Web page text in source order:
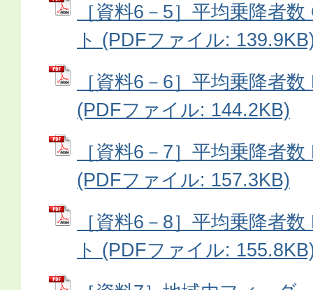
［資料6－5］平均乗降者
ト (PDFファイル:
［資料6－6］平均乗降者
(PDFファイル: 144.2KB)
［資料6－7］平均乗降者
(PDFファイル: 157.3KB)
［資料6－8］平均乗降者
ト (PDFファイル: